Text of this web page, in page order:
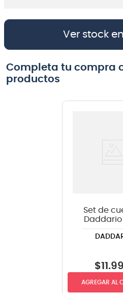
Ver stock
Completa tu compra
productos
Set de
EXL110
$11 .
AGREGAR AL